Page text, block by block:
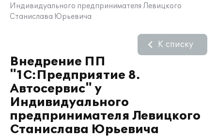
Индивидуального предпринимателя Левицкого
Станислава Юрьевича
Внедрение ПП
"1С:Предприятие 8.
Автосервис" у
Индивидуального
предпринимателя Левицкого
Станислава Юрьевича
К списку